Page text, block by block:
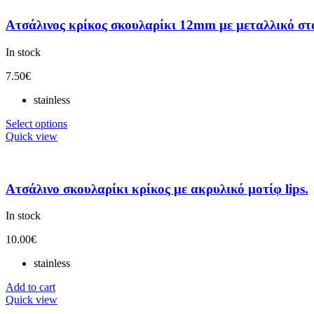
Ατσάλινος κρίκος σκουλαρίκι 12mm με μεταλλικό
In stock
7.50€
stainless
Select options
Quick view
Ατσάλινο σκουλαρίκι κρίκος με ακρυλικό μοτίφ lips.
In stock
10.00€
stainless
Add to cart
Quick view